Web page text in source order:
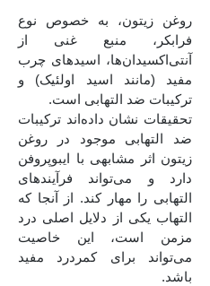
روغن زیتون، به‌ خصوص نوع
فرابکر، منبع غنی از
آنتی‌اکسیدان‌ها، اسیدهای چرب
مفید (مانند اسید اولئیک) و
ترکیبات ضد التهابی است.
تحقیقات نشان داده‌اند ترکیبات
ضد التهابی موجود در روغن
زیتون اثر مشابهی با ایبوپروفن
دارد و می‌تواند فرآیندهای
التهابی را مهار کند. از آنجا که
التهاب یکی از دلایل اصلی درد
مزمن است، این خاصیت
می‌تواند برای کمردرد مفید
باشد.